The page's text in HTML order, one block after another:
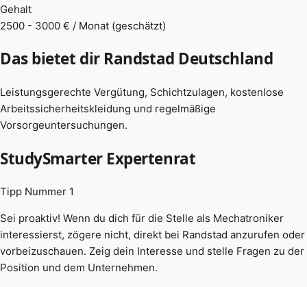
Gehalt
2500 - 3000 € / Monat (geschätzt)
Das bietet dir Randstad Deutschland
Leistungsgerechte Vergütung, Schichtzulagen, kostenlose
Arbeitssicherheitskleidung und regelmäßige
Vorsorgeuntersuchungen.
StudySmarter Expertenrat
Tipp Nummer 1
Sei proaktiv! Wenn du dich für die Stelle als Mechatroniker
interessierst, zögere nicht, direkt bei Randstad anzurufen oder
vorbeizuschauen. Zeig dein Interesse und stelle Fragen zu der
Position und dem Unternehmen.